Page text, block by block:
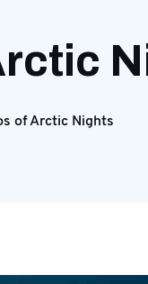
of Arctic Nights